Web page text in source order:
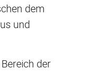
dem
und
der